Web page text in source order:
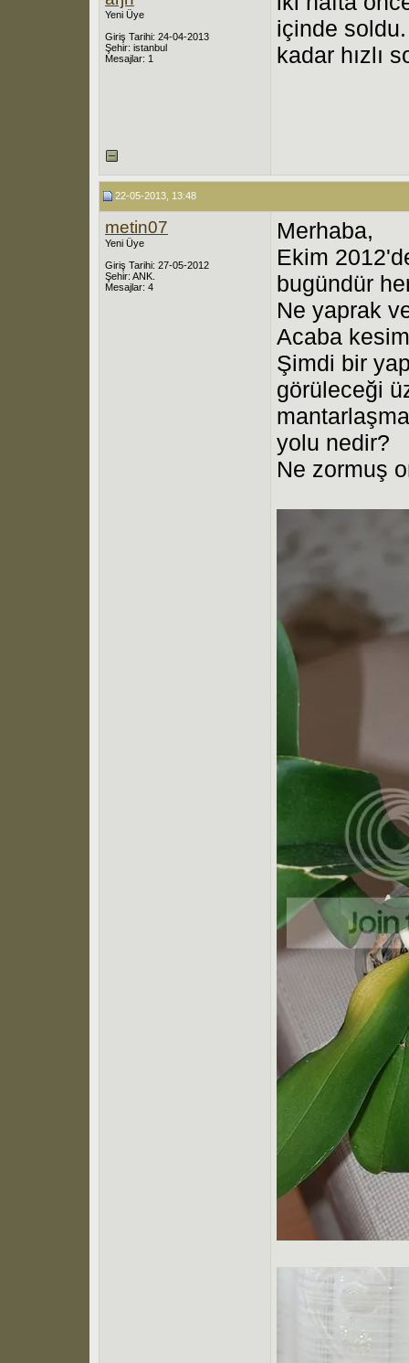
Yeni Üye
Giriş Tarihi: 24-04-2013
Şehir: istanbul
Mesajlar: 1
içinde
kadar hızlı
22-05-2013, 13:48
metin07
Yeni Üye
Giriş Tarihi: 27-05-2012
Şehir: ANK.
Mesajlar: 4
Merhaba,
Ekim
bugündür
Ne yaprak
Acaba
Şimdi bir
görüleceği
yolu nedir?
Ne zormuş